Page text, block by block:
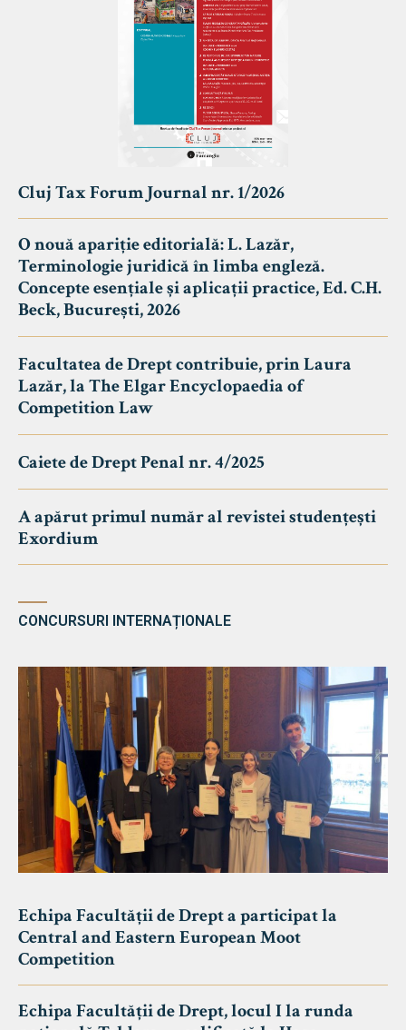
Cluj Tax Forum Journal nr. 1/2026
O nouă apariție editorială: L. Lazăr,
Terminologie juridică în limba engleză.
Concepte esențiale și aplicații practice, Ed. C.H.
Beck, București, 2026
Facultatea de Drept contribuie, prin Laura
Lazăr, la The Elgar Encyclopaedia of
Competition Law
Caiete de Drept Penal nr. 4/2025
A apărut primul număr al revistei studențești
Exordium
CONCURSURI INTERNAȚIONALE
Echipa Facultății de Drept a participat la
Central and Eastern European Moot
Competition
Echipa Facultății de Drept, locul I la runda